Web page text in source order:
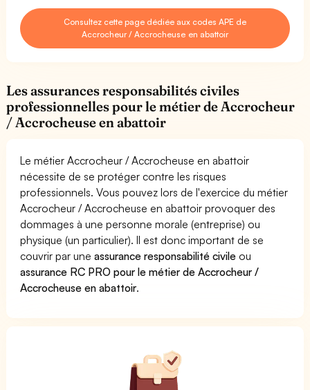
Consultez cette page dédiée aux codes APE de
Accrocheur / Accrocheuse en abattoir
Les assurances responsabilités civiles
professionnelles pour le métier de Accrocheur
/ Accrocheuse en abattoir
Le métier Accrocheur / Accrocheuse en abattoir
nécessite de se protéger contre les risques
professionnels. Vous pouvez lors de l'exercice du métier
Accrocheur / Accrocheuse en abattoir provoquer des
dommages à une personne morale (entreprise) ou
physique (un particulier). Il est donc important de se
couvrir par uneassurance responsabilité civile ou
assurance RC PRO pour le métier de Accrocheur /
Accrocheuse en abattoir.